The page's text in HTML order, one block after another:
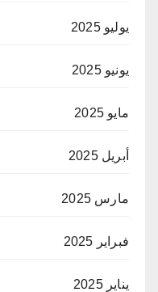
يوليو 2025
يونيو 2025
مايو 2025
أبريل 2025
مارس 2025
فبراير 2025
يناير 2025